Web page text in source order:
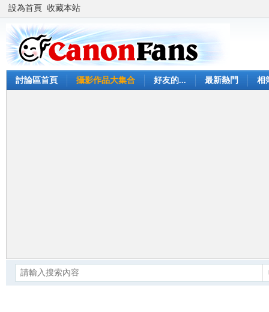
設為首頁 收藏本站
討論區首頁 攝影作品大集合 好友的... 最新熱門 相